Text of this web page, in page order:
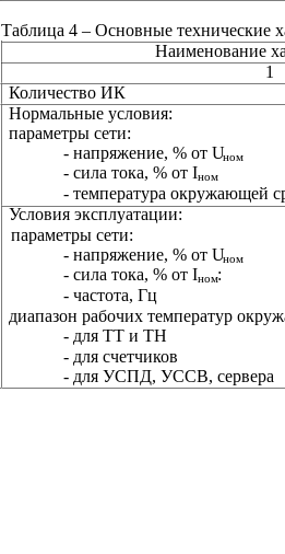
Таблица 4 – Основные технические
Наименование
1
Количество ИК
Нормальные условия:
параметры сети:
- напряжение, % от Uном
- сила тока, % от Iном
- температура окружающей
Условия эксплуатации:
параметры сети:
- напряжение, % от Uном
- сила тока, % от Iном:
- частота, Гц
диапазон рабочих температур
- для ТТ и ТН
- для счетчиков
- для УСПД, УССВ, сервера